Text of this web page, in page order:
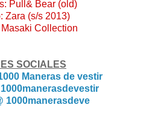
Pull& Bear (old)
Zara (s/s 2013)
Collection
SOCIALES
Maneras de vestir
1000manerasdevestir
1000manerasdeve